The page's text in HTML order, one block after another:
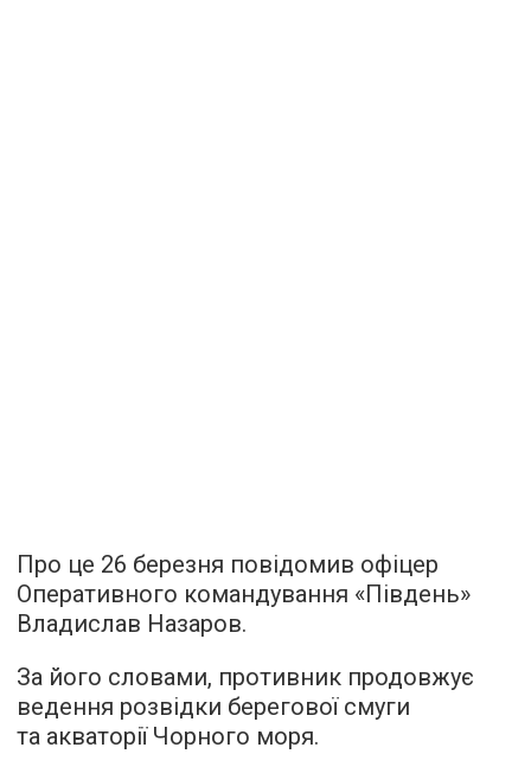
Про це 26 березня повідомив офіцер
Оперативного командування «Південь»
Владислав Назаров.
За його словами, противник продовжує
ведення розвідки берегової смуги
та акваторії Чорного моря.